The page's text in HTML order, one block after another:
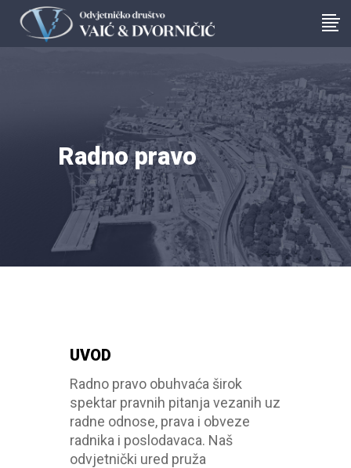
Radno pravo
UVOD
Radno pravo obuhvaća širok
spektar pravnih pitanja vezanih uz
radne odnose, prava i obveze
radnika i poslodavaca. Naš
odvjetnički ured pruža